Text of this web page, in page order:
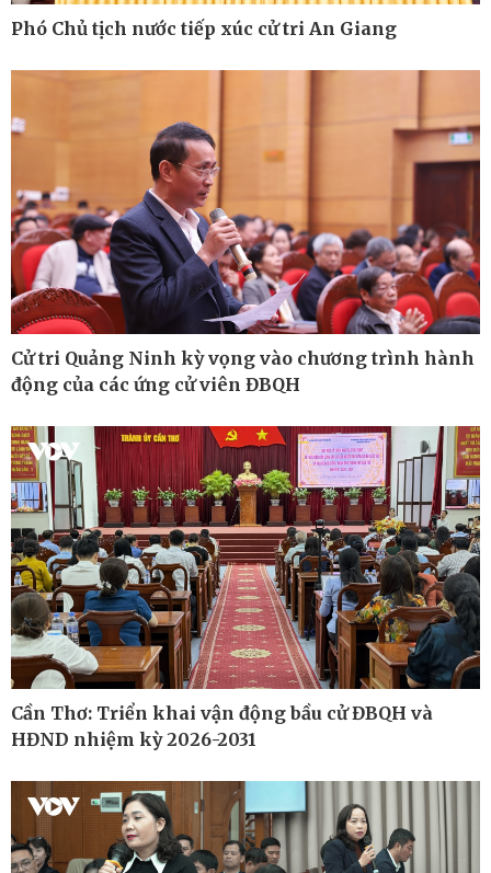
Lịch thi đấu bóng đá
eSports
Ô tô - Xe máy
Ô tô
Xe máy
Tư vấn
Doanh nghiệp
Thông tin doanh nghiệp
Doanh nghiệp 24h
Doanh nhân
Vì cộng đồng
Phó Chủ tịch nước tiếp xúc cử tri An Giang
Cử tri Quảng Ninh kỳ vọng vào chương trình hành
động của các ứng cử viên ĐBQH
Cần Thơ: Triển khai vận động bầu cử ĐBQH và
HĐND nhiệm kỳ 2026-2031